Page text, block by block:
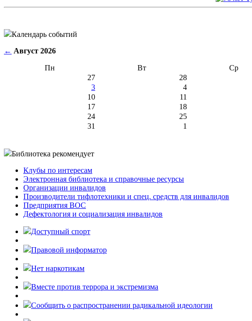
Календарь событий
← Август 2026
Пн Вт Ср
27
28
3
4
10
11
17
18
24
25
31
1
Библиотека рекомендует
Клубы по интересам
Электронная библиотека и справочные ресурсы
Организации инвалидов
Производители тифлотехники и спец. средств для инвалидов
Предприятия ВОС
Дефектология и социализация инвалидов
Доступный спорт
Правовой информатор
Нет наркотикам
Вместе против террора и экстремизма
Cообщить о распространении радикальной идеологии